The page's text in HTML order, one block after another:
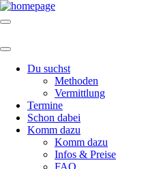
Du suchst
Methoden
Vermittlung
Termine
Schon dabei
Komm dazu
Komm dazu
Infos & Preise